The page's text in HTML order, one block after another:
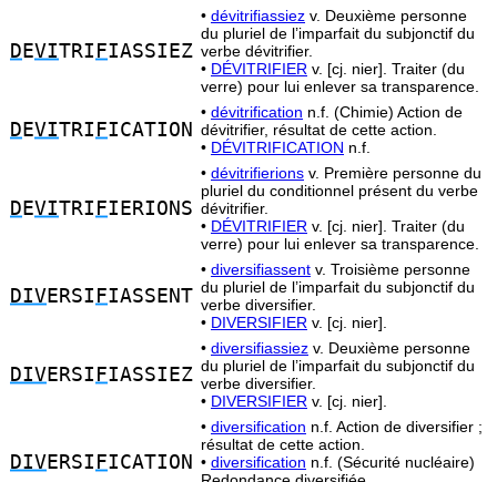
D EVITRI FIASSIEZ
• dévitrifiassiez v. Deuxième personne
du pluriel de l’imparfait du subjonctif du
verbe dévitrifier.
• DÉVITRIFIER v. [cj. nier]. Traiter (du
verre) pour lui enlever sa transparence.
D EVITRI FICATION
• dévitrification n.f. (Chimie) Action de
dévitrifier, résultat de cette action.
• DÉVITRIFICATION n.f.
D EVITRI FIERIONS
• dévitrifierions v. Première personne du
pluriel du conditionnel présent du verbe
dévitrifier.
• DÉVITRIFIER v. [cj. nier]. Traiter (du
verre) pour lui enlever sa transparence.
DIVERSI FIASSENT
• diversifiassent v. Troisième personne
du pluriel de l’imparfait du subjonctif du
verbe diversifier.
• DIVERSIFIER v. [cj. nier].
DIVERSI FIASSIEZ
• diversifiassiez v. Deuxième personne
du pluriel de l’imparfait du subjonctif du
verbe diversifier.
• DIVERSIFIER v. [cj. nier].
DIVERSI FICATION
• diversification n.f. Action de diversifier ;
résultat de cette action.
• diversification n.f. (Sécurité nucléaire)